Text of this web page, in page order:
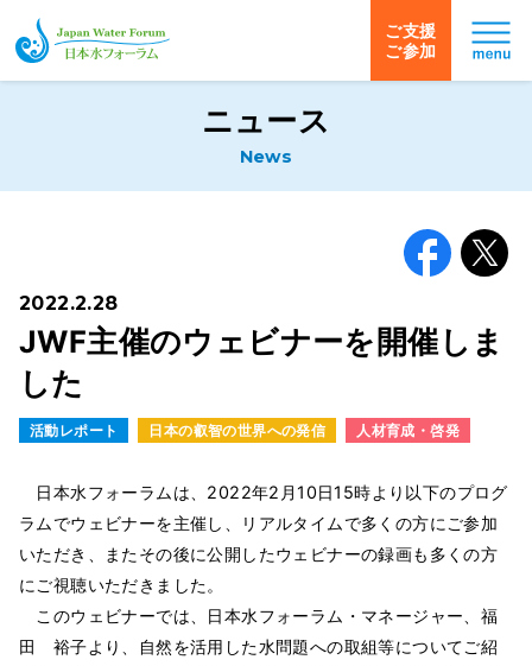
日本水フォーラム
ご支援
ご参加
ニュース
News
2022.2.28
JWF主催のウェビナーを開催しま
した
活動レポート 日本の叡智の世界への発信 人材育成・啓発
日本水フォーラムは、2022年2月10日15時より以下のプログ
ラムでウェビナーを主催し、リアルタイムで多くの方にご参加
いただき、またその後に公開したウェビナーの録画も多くの方
にご視聴いただきました。
このウェビナーでは、日本水フォーラム・マネージャー、福
田 裕子より、自然を活用した水問題への取組等についてご紹